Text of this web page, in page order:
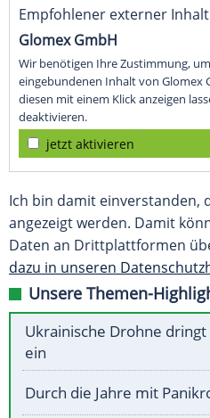
Empfohlener externer
Glomex GmbH
Wir benötigen Ihre Zustimmung,
eingebundenen Inhalt von Glomex
diesen mit einem Klick anzeigen
deaktivieren.
jetzt aktivieren
Ich bin damit einverstanden,
angezeigt werden. Damit
Daten an Drittplattformen
dazu in unseren
Unsere Themen-
Ukrainische Drohne
ein
Durch die Jahre mit